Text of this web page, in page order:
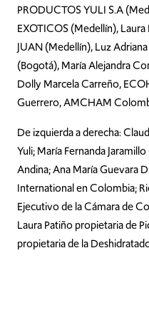
PRODUCTOS YULI S.A
EXOTICOS (Medellín),
JUAN (Medellín), Luz
(Bogotá), María Alejandra
Dolly Marcela Carreño,
Guerrero, AMCHAM
De izquierda a derecha:
Yuli; María Fernanda
Andina; Ana María Guevara
International en Colombia;
Ejecutivo de la Cámara de
Laura Patiño propietaria de
propietaria de la